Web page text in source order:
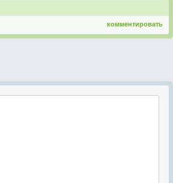
комментировать